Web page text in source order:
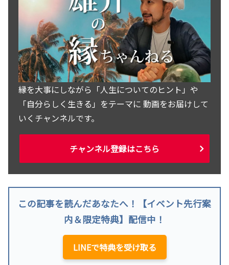
縁を大事にしながら「人生についてのヒント」や
「自分らしく生きる」をテーマに 動画をお届けして
いくチャンネルです。
チャンネル登録はこちら
この記事を読んだあなたへ！【イベント先行案
内＆限定特典】配信中！
LINEで特典を受け取る